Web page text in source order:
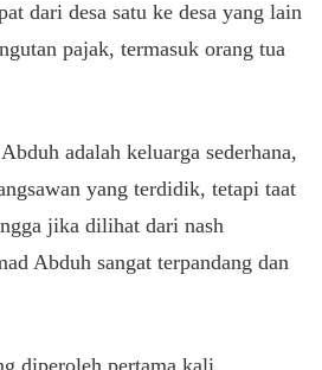
dari desa satu ke desa yang lain
pajak, termasuk orang tua
adalah keluarga sederhana,
yang terdidik, tetapi taat
jika dilihat dari nash
Abduh sangat terpandang dan
diperoleh pertama kali